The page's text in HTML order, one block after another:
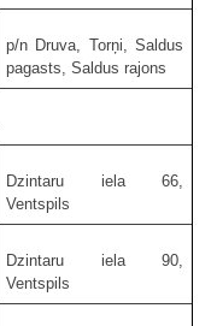
p/n Druva, Torņi, Saldus
pagasts, Saldus rajons
Dzintaru iela 66,
Ventspils
Dzintaru iela 90,
Ventspils